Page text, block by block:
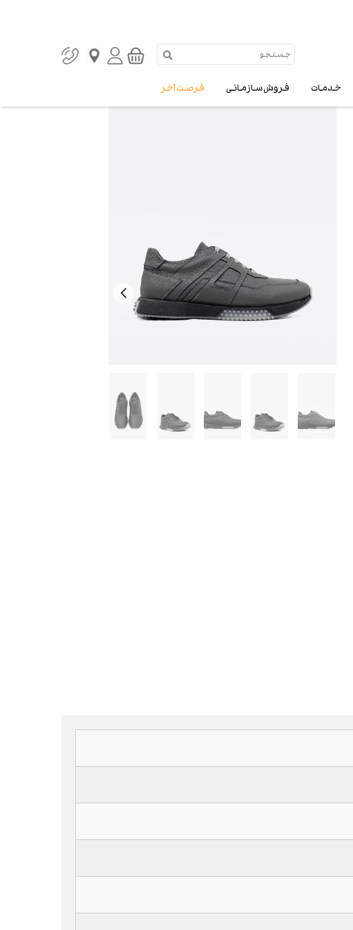
خدمات فروش سازمانی فرصت آخر